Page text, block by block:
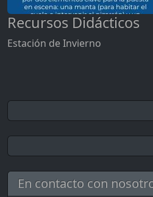
Recursos Didácticos
Estación de Invierno
En contacto con